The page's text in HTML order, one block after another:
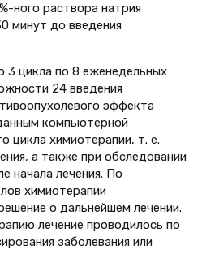
ного раствора натрия
минут до введения
3 цикла по 8 еженедельных
24 введения
эффекта
компьютерной
цикла химиотерапии, т. е.
а также при обследовании
начала лечения. По
химиотерапии
о дальнейшем лечении.
лечение проводилось по
заболевания или